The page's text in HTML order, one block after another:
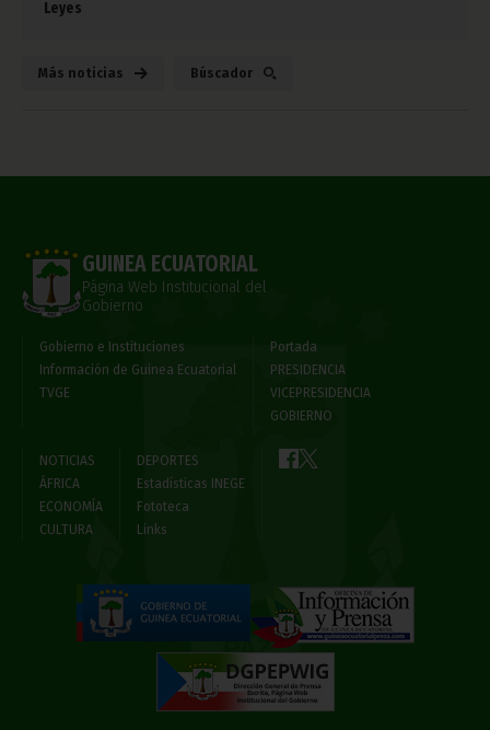
Leyes
Más noticias Búscador
GUINEA ECUATORIAL
Página Web Institucional del
Gobierno
Gobierno e Instituciones
Información de Guinea Ecuatorial
TVGE
Portada
PRESIDENCIA
VICEPRESIDENCIA
GOBIERNO
NOTICIAS
ÁFRICA
ECONOMÍA
CULTURA
DEPORTES
Estadísticas INEGE
Fototeca
Links